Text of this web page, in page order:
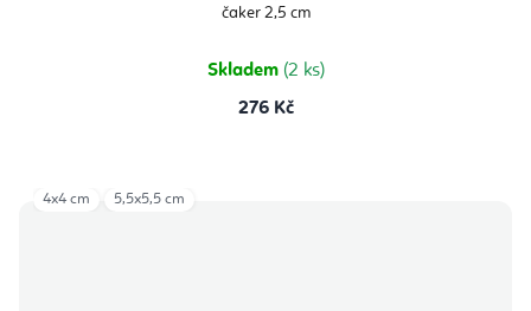
čaker 2,5 cm
Skladem (2 ks)
276 Kč
4x4 cm 5,5x5,5 cm